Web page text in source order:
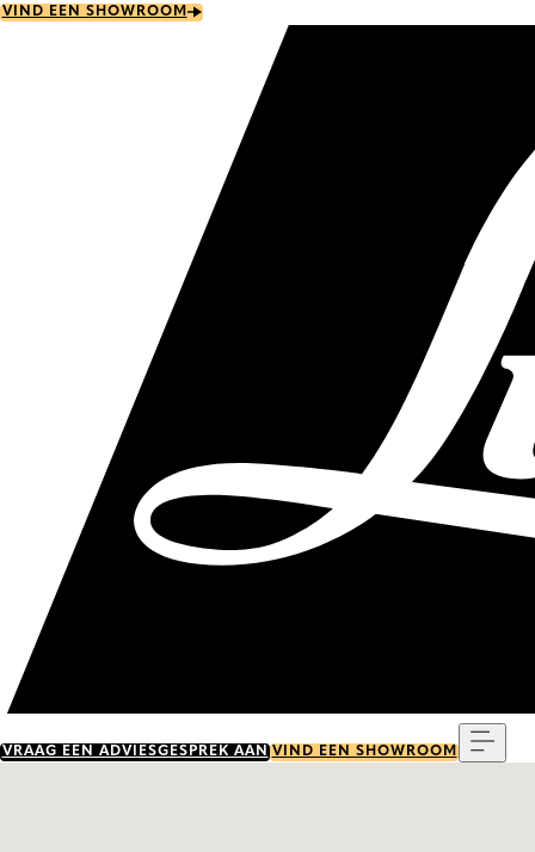
Skip
VIND EEN SHOWROOM
VRAAG EEN ADVIESGESPREK AAN VIND EEN SHOWROOM